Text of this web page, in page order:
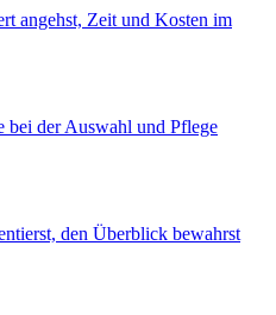
angehst, Zeit und Kosten im
bei der Auswahl und Pflege
den Überblick bewahrst